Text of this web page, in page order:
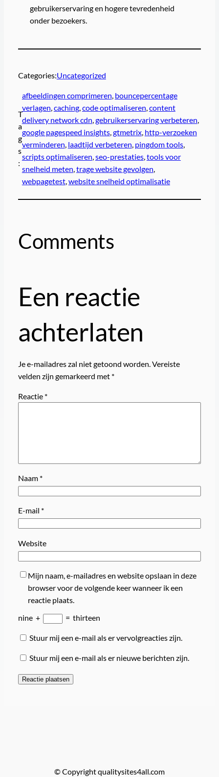
gebruikerservaring en hogere tevredenheid
onder bezoekers.
Categories:Uncategorized
T
a
g
s
:
afbeeldingen comprimeren, bouncepercentage
verlagen, caching, code optimaliseren, content
delivery network cdn, gebruikerservaring verbeteren,
google pagespeed insights, gtmetrix, http-verzoeken
verminderen, laadtijd verbeteren, pingdom tools,
scripts optimaliseren, seo-prestaties, tools voor
snelheid meten, trage website gevolgen,
webpagetest, website snelheid optimalisatie
Comments
Een reactie
achterlaten
Je e-mailadres zal niet getoond worden. Vereiste
velden zijn gemarkeerd met *
Reactie *
Naam *
E-mail *
Website
Mijn naam, e-mailadres en website opslaan in deze
browser voor de volgende keer wanneer ik een
reactie plaats.
nine + = thirteen
Stuur mij een e-mail als er vervolgreacties zijn.
Stuur mij een e-mail als er nieuwe berichten zijn.
© Copyright qualitysites4all.com